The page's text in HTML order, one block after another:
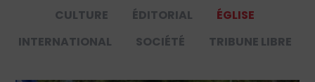
CULTURE
ÉDITORIAL
ÉGLISE
INTERNATIONAL
SOCIÉTÉ TRIBUNE LIBRE